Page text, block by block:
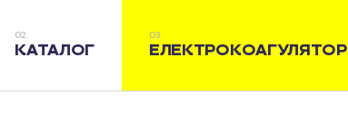
КАТАЛОГ ЕЛЕКТРОКОАГУЛЯТОР